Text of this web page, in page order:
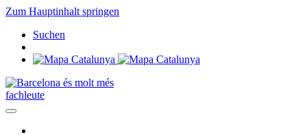
Zum Hauptinhalt springen
Suchen
fachleute